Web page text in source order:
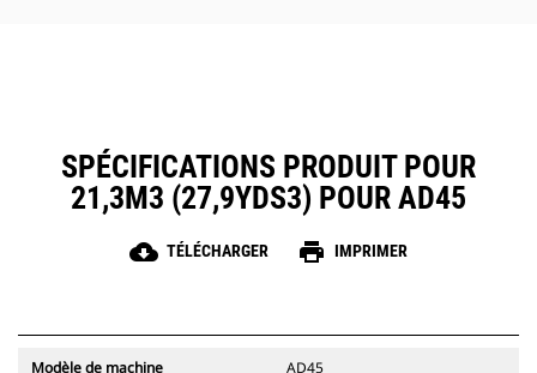
SPÉCIFICATIONS PRODUIT POUR
21,3M3 (27,9YDS3) POUR AD45
cloud_download TÉLÉCHARGER print IMPRIMER
Modèle de machine AD45